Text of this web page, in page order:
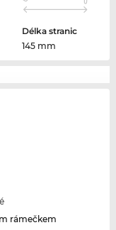
Délka stranic
145 mm
rámečkem